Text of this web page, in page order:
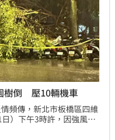
樹倒 壓10輛機車
頻傳，新北市板橋區四維
）下午3時許，因強風豪